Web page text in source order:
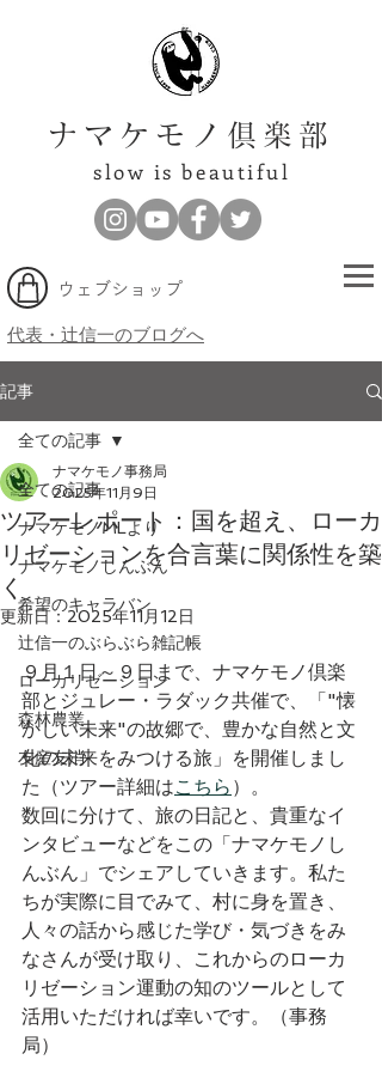
ナマケモノ倶楽部
slow is beautiful
​ウェブショップ
代表・辻信一のブログへ
記事
全ての記事
ナマケモノMLより
ナマケモノしんぶん
希望のキャラバン
辻信一のぶらぶら雑記帳
ローカリゼーション
森林農業
友産友消
全ての記事
ツアーレポート：国を超え、ローカ
リゼーションを合言葉に関係性を築
く
ナマケモノ事務局
2025年11月9日
更新日：2025年11月12日
９月１日～９日まで、ナマケモノ倶楽
部とジュレー・ラダック共催で、「"懐
かしい未来"の故郷で、豊かな自然と文
化の未来をみつける旅」を開催しまし
た（ツアー詳細はこちら ）。
数回に分けて、旅の日記と、貴重なイ
ンタビューなどをこの「ナマケモノし
んぶん」でシェアしていきます。私た
ちが実際に目でみて、村に身を置き、
人々の話から感じた学び・気づきをみ
なさんが受け取り、これからのローカ
リゼーション運動の知のツールとして
活用いただければ幸いです。（事務
局）